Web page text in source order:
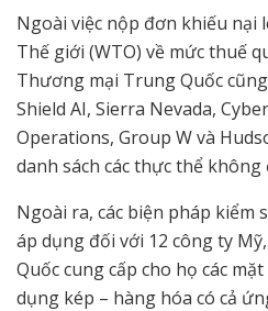
Ngoài việc nộp đơn khiếu nại
Thế giới (WTO) về mức thuế
Thương mại Trung Quốc
Shield AI, Sierra Nevada,
Operations, Group W và
danh sách các thực thể không
Ngoài ra, các biện pháp kiểm
áp dụng đối với 12 công ty
Quốc cung cấp cho họ các
dụng kép – hàng hóa có cả